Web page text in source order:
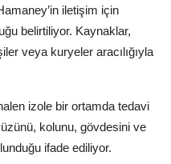
iletişim için
belirtiliyor. Kaynaklar,
veya kuryeler aracılığıyla
izole bir ortamda tedavi
kolunu, gövdesini ve
ifade ediliyor.